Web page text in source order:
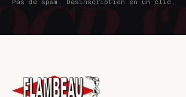
Pas de spam. Désinscription en un clic.